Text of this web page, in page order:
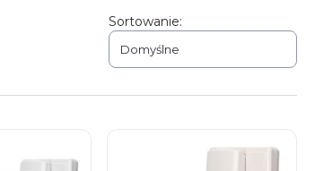
Sortowanie:
Domyślne